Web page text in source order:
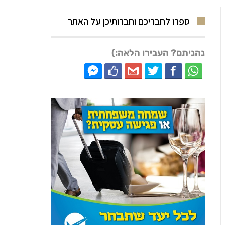
ספרו לחבריכם וחברותיכן על האתר
נהניתם? העבירו הלאה:)